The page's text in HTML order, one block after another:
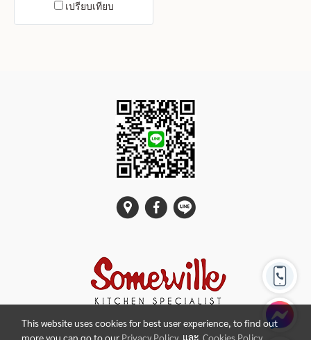
เปรียบเทียบ
This website uses cookies for best user experience, to find out
more you can go to our Privacy Policy และ Cookies Policy